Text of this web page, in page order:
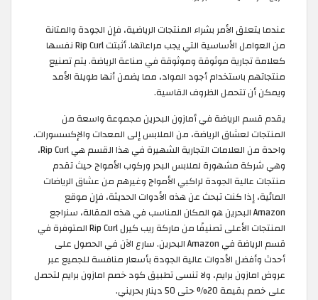
عندما يتعلق الأمر بشراء المنتجات الرياضية، فإن الجودة والمتانة
من العوامل الأساسية التي يجب مراعاتها. أثبتت Rip Curl نفسها
كعلامة تجارية موثوقة وموثوقة في صناعة الرياضة. يتم تصنيع
منتجاتهم باستخدام أجود المواد، مما يضمن أنها طويلة الأمد
ويمكن أن تتحمل الظروف القاسية.
يقدم قسم الرياضة في أمازون البحرين مجموعة واسعة من
المنتجات لعشاق الرياضة، من الملابس إلى المعدات والإكسسورات.
واحدة من العلامات التجارية الشهيرة في هذا القسم هي Rip Curl،
وهي شركة مشهورة لملابس البحر وركوب الأمواج حيث تقدم
منتجات عالية الجودة لراكبي الأمواج وغيرهم من عشاق الرياضات
المائية، إذا كنت تبحث عن هذه الأدوات الحديثة، فإن موقع
Amazon البحرين هو المكان المناسب في هذه المقالة، سنراجع
المنتجات الأعلى تصنيفًا من ماركة ريب كيرل Rip Curl المتوفرة في
قسم الرياضة في Amazon البحرين. سارع الآن في الحصول على
أحدث وأفضل الأدوات عالية الجودة بأسعار منافسة للجميع عبر
عروض امازون برايم، ولا تنسى تطبيق كود خصم امازون برايم لتحصل
على خصم بقيمة 20% حتى 50 دينار بحريني.